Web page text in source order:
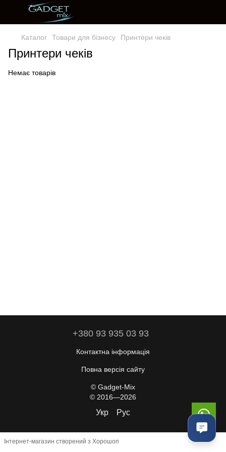
Каталог Товари для бізнесу Принтери чеків
Принтери чеків
Немає товарів
+380 93 935 03 93
Контактна інформація
Повна версія сайту
© Gadget-Mix
© 2016—2026
Укр Рус
Інтернет-магазин створений з Хорошоп